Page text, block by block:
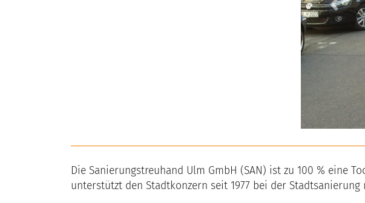
Die Sanierungstreuhand Ulm GmbH (SAN) ist zu 100 % eine
unterstützt den Stadtkonzern seit 1977 bei der